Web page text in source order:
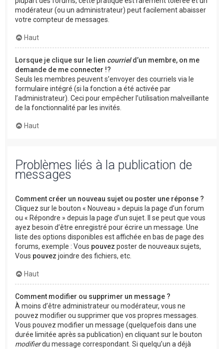
modérateur (ou un administrateur) peut facilement abaisser
votre compteur de messages.
Haut
Lorsque je clique sur le lien courrield’un membre, on me
demande de me connecter !?
Seuls les membres peuvent s’envoyer des courriels via le
formulaire intégré (si la fonction a été activée par
l’administrateur). Ceci pour empêcher l’utilisation malveillante
de la fonctionnalité par les invités.
Haut
Problèmes liés à la publication de
messages
Comment créer un nouveau sujet ou poster une réponse ?
Cliquez sur le bouton « Nouveau » depuis la page d’un forum
ou « Répondre » depuis la page d’un sujet. Il se peut que vous
ayez besoin d’être enregistré pour écrire un message. Une
liste des options disponibles est affichée en bas de page des
forums, exemple : Vous pouvez poster de nouveaux sujets,
Vous pouvez joindre des fichiers, etc.
Haut
Comment modifier ou supprimer un message ?
À moins d’être administrateur ou modérateur, vous ne
pouvez modifier ou supprimer que vos propres messages.
Vous pouvez modifier un message (quelquefois dans une
durée limitée après sa publication) en cliquant sur le bouton
modifierdu message correspondant. Si quelqu’un a déjà